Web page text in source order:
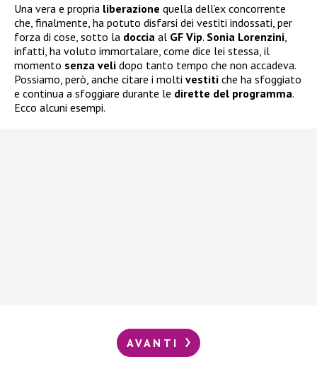
Una vera e propria liberazione quella dell’ex concorrente
che, finalmente, ha potuto disfarsi dei vestiti indossati, per
forza di cose, sotto la doccia al GF Vip. Sonia Lorenzini
infatti, ha voluto immortalare, come dice lei stessa, il
momento senza veli dopo tanto tempo che non accadeva.
Possiamo, però, anche citare i molti vestiti che ha sfoggiato
e continua a sfoggiare durante le dirette del programma.
Ecco alcuni esempi.
AVANTI